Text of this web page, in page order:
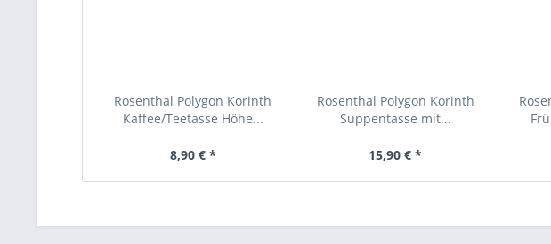
Rosenthal Polygon Korinth
Kaffee/Teetasse Höhe...
8,90 € *
Rosenthal Polygon Korinth
Suppentasse mit...
15,90 € *